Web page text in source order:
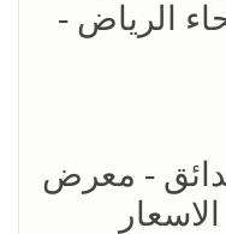
الرياض -
- معرض